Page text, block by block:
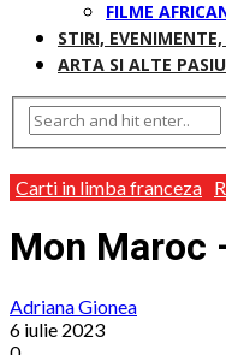
FILME
STIRI,
ARTA SI ALTE
Carti in limba franceza
Mon Maroc
Adriana Gionea
6 iulie 2023